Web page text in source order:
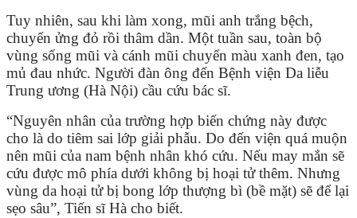
Tuy nhiên, sau khi làm xong, mũi anh trắng bệch,
chuyển ửng đỏ rồi thâm dần. Một tuần sau, toàn bộ
vùng sống mũi và cánh mũi chuyển màu xanh đen, tạo
mủ đau nhức. Người đàn ông đến Bệnh viện Da liễu
Trung ương (Hà Nội) cầu cứu bác sĩ.
“Nguyên nhân của trường hợp biến chứng này được
cho là do tiêm sai lớp giải phẫu. Do đến viện quá muộn
nên mũi của nam bệnh nhân khó cứu. Nếu may mắn sẽ
cứu được mô phía dưới không bị hoại tử thêm. Nhưng
vùng da hoại tử bị bong lớp thượng bì (bề mặt) sẽ để lại
sẹo sâu”, Tiến sĩ Hà cho biết.